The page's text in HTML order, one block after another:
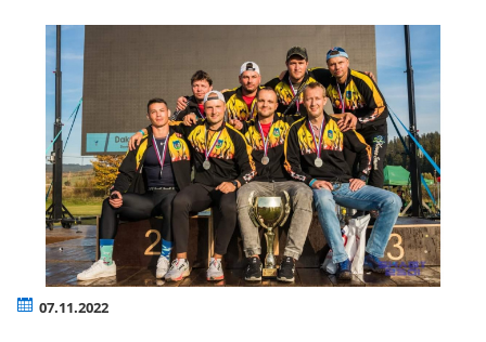
07.11.2022